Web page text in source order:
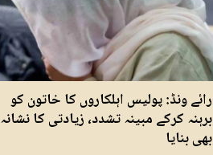
رائے ونڈ: پولیس اہلکاروں کا خاتون کو
برہنہ کرکے مبینہ تشدد، زیادتی کا نشانہ
بھی بنایا